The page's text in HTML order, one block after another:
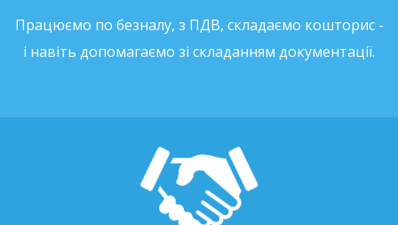
Працюємо по безналу, з ПДВ, складаємо кошторис -
і навіть допомагаємо зі складанням документації.